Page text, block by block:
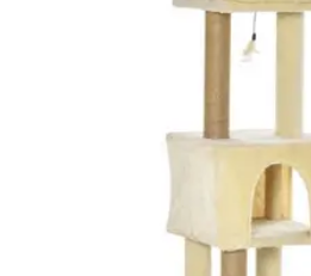
Cultura y Tradiciones
Transporte
Viajar por España